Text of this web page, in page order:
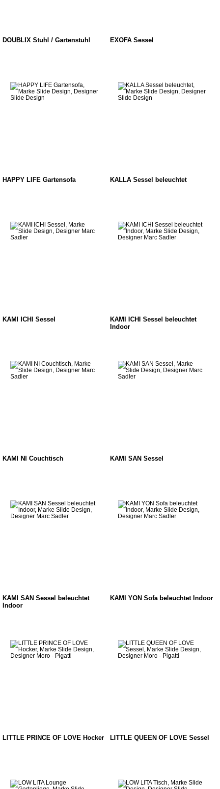
DOUBLIX Stuhl / Gartenstuhl EXOFA Sessel
HAPPY LIFE Gartensofa KALLA Sessel beleuchtet
KAMI ICHI Sessel
KAMI ICHI Sessel beleuchtet
Indoor
KAMI NI Couchtisch KAMI SAN Sessel
KAMI SAN Sessel beleuchtet
Indoor
KAMI YON Sofa beleuchtet Indoor
LITTLE PRINCE OF LOVE Hocker LITTLE QUEEN OF LOVE Sessel